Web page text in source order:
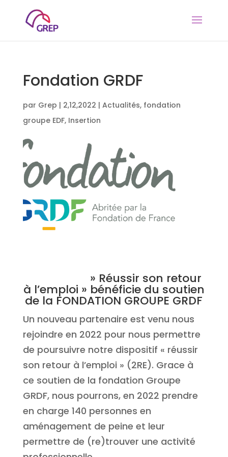
Fondation GRDF
par Grep | 2,12,2022 | Actualités, fondation
groupe EDF, Insertion
» Réussir son retour
à l’emploi » bénéficie du soutien
de la FONDATION GROUPE GRDF
Un nouveau partenaire est venu nous
rejoindre en 2022 pour nous permettre
de poursuivre notre dispositif « réussir
son retour à l’emploi » (2RE). Grace à
ce soutien de la fondation Groupe
GRDF, nous pourrons, en 2022 prendre
en charge 140 personnes en
aménagement de peine et leur
permettre de (re)trouver une activité